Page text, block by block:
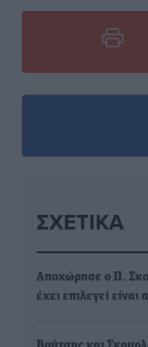
ΣΧΕΤΙΚΆ
Αποχώρησε ο Π.
έχει επιλεγεί